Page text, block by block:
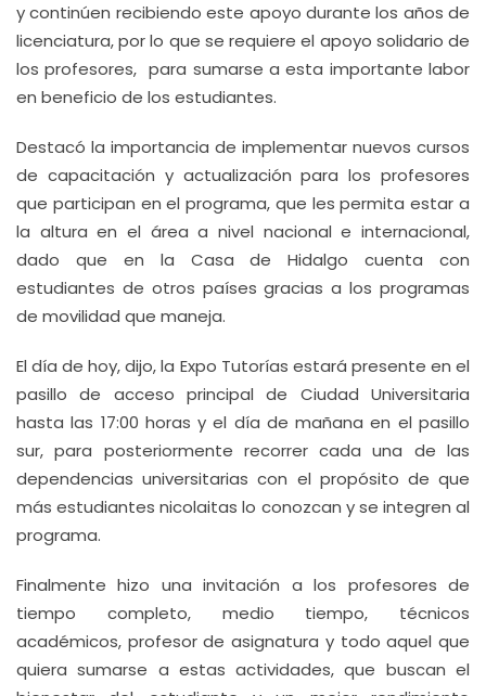
y continúen recibiendo este apoyo durante los años de
licenciatura, por lo que se requiere el apoyo solidario de
los profesores, para sumarse a esta importante labor
en beneficio de los estudiantes.
Destacó la importancia de implementar nuevos cursos
de capacitación y actualización para los profesores
que participan en el programa, que les permita estar a
la altura en el área a nivel nacional e internacional,
dado que en la Casa de Hidalgo cuenta con
estudiantes de otros países gracias a los programas
de movilidad que maneja.
El día de hoy, dijo, la Expo Tutorías estará presente en el
pasillo de acceso principal de Ciudad Universitaria
hasta las 17:00 horas y el día de mañana en el pasillo
sur, para posteriormente recorrer cada una de las
dependencias universitarias con el propósito de que
más estudiantes nicolaitas lo conozcan y se integren al
programa.
Finalmente hizo una invitación a los profesores de
tiempo completo, medio tiempo, técnicos
académicos, profesor de asignatura y todo aquel que
quiera sumarse a estas actividades, que buscan el